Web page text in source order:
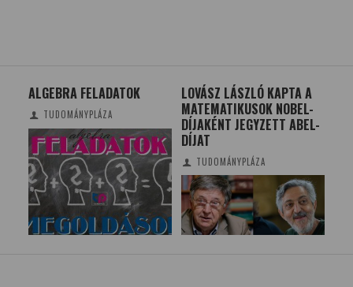
ALGEBRA FELADATOK
TUDOMÁNYPLÁZA
LOVÁSZ LÁSZLÓ KAPTA A
MATEMATIKUSOK NOBEL-
DÍJAKÉNT JEGYZETT ABEL-
DÍJAT
TUDOMÁNYPLÁZA